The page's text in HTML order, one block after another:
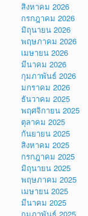
สิงหาคม 2026
กรกฎาคม 2026
มิถุนายน 2026
พฤษภาคม 2026
เมษายน 2026
มีนาคม 2026
กุมภาพันธ์ 2026
มกราคม 2026
ธันวาคม 2025
พฤศจิกายน 2025
ตุลาคม 2025
กันยายน 2025
สิงหาคม 2025
กรกฎาคม 2025
มิถุนายน 2025
พฤษภาคม 2025
เมษายน 2025
มีนาคม 2025